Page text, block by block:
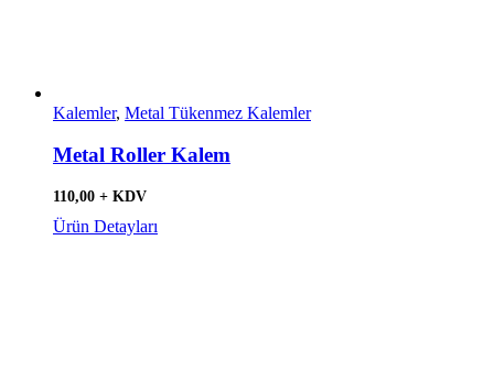
Kalemler, Metal Tükenmez Kalemler
Metal Roller Kalem
110,00 + KDV
Ürün Detayları